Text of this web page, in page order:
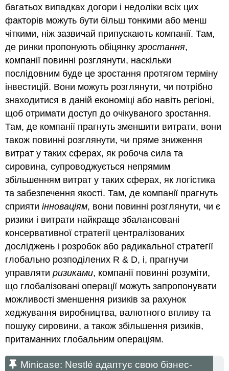
багатьох випадках догори і недоліки всіх цих
факторів можуть бути більш тонкими або менш
чіткими, ніж зазвичай припускають компанії. Там,
де ринки пропонують обіцянкузростання,
компанії повинні розглянути, наскільки
послідовним буде це зростання протягом терміну
інвестицій. Вони можуть розглянути, чи потрібно
знаходитися в даній економіці або навіть регіоні,
щоб отримати доступ до очікуваного зростання.
Там, де компанії прагнуть зменшити витрати, вони
також повинні розглянути, чи пряме зниження
витрат у таких сферах, як робоча сила та
сировина, супроводжується непрямим
збільшенням витрат у таких сферах, як логістика
та забезпечення якості. Там, де компанії прагнуть
сприятиінноваціям, вони повинні розглянути, чи є
ризики і витрати найкраще збалансовані
консервативної стратегії централізованих
досліджень і розробок або радикальної стратегії
глобально розподілених R & D, і, прагнучи
управлятиризиками, компанії повинні розуміти,
що глобалізовані операції можуть запропонувати
можливості зменшення ризиків за рахунок
хеджування виробництва, валютного впливу та
пошуку сировини, а також збільшення ризиків,
притаманних глобальним операціям.
Minicase: Nestlé адаптує свою бізнес-